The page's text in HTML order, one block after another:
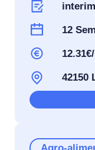
interim
12
42150